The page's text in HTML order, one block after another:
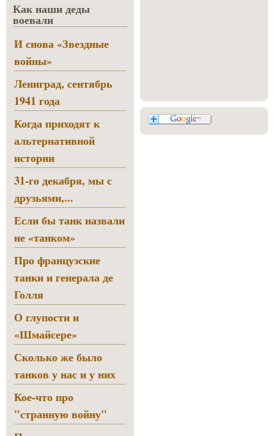
Как наши деды
воевали
И снова «Звездные
войны»
Лениград, сентябрь
1941 года
Когда приходят к
альтернативной
истории
31-го декабря, мы с
друзьями,...
Если бы танк назвали
не «танком»
Про французские
танки и генерала де
Голля
О глупости и
«Шмайсере»
Сколько же было
танков у нас и у них
Кое-что про
"странную войну"